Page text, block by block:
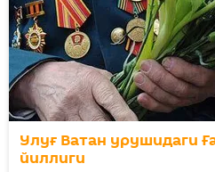
Улуғ Ватан урушидаги
йиллиги